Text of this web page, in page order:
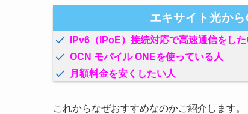
エキサイト光か
IPv6（IPoE）接続対応で高速通信をした
OCN モバイル ONEを使っている人
月額料金を安くしたい人
これからなぜおすすめなのかご紹介します。